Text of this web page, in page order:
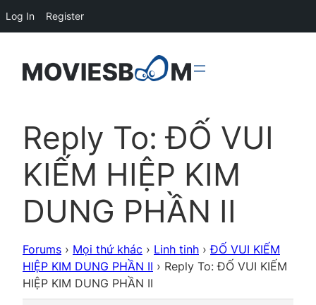
Reply To: ĐỐ VUI
KIẾM HIỆP KIM
DUNG PHẦN II
Forums › Mọi thứ khác › Linh tinh › ĐỐ VUI KIẾM
HIỆP KIM DUNG PHẦN II › Reply To: ĐỐ VUI KIẾM
HIỆP KIM DUNG PHẦN II
Log In Register